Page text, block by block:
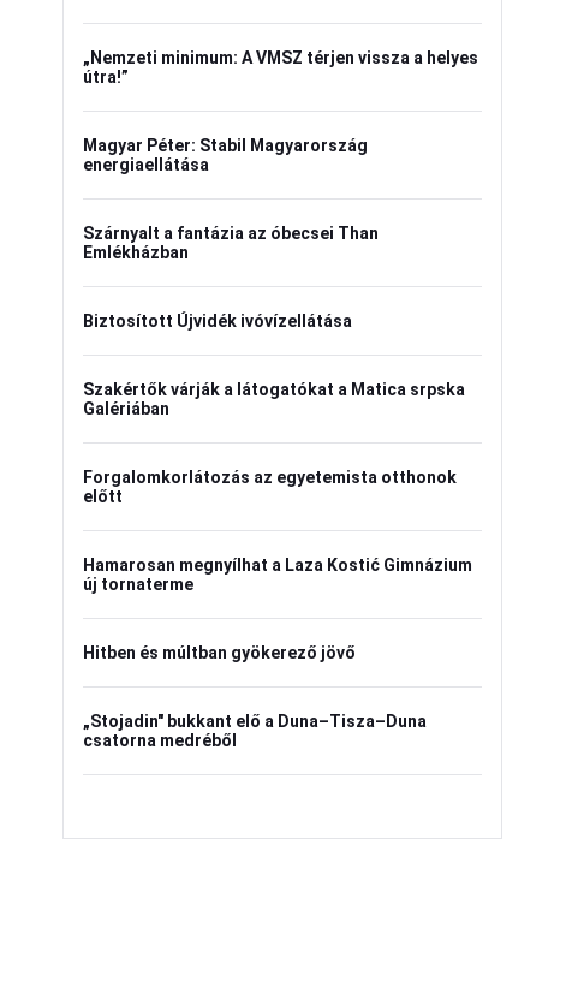
„Nemzeti minimum: A VMSZ térjen vissza a helyes
útra!”
Magyar Péter: Stabil Magyarország
energiaellátása
Szárnyalt a fantázia az óbecsei Than
Emlékházban
Biztosított Újvidék ivóvízellátása
Szakértők várják a látogatókat a Matica srpska
Galériában
Forgalomkorlátozás az egyetemista otthonok
előtt
Hamarosan megnyílhat a Laza Kostić Gimnázium
új tornaterme
Hitben és múltban gyökerező jövő
„Stojadin" bukkant elő a Duna–Tisza–Duna
csatorna medréből